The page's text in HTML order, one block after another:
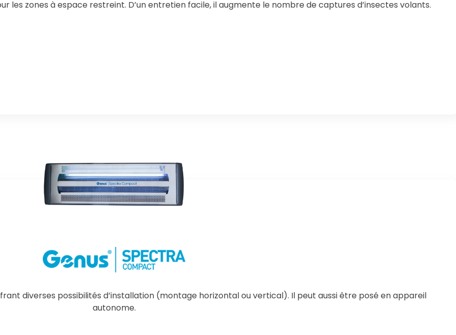
les zones à espace restreint. D’un entretien facile, il augmente le nombre de captures d’insectes volants.
diverses possibilités d’installation (montage horizontal ou vertical). Il peut aussi être posé en appareil
autonome.